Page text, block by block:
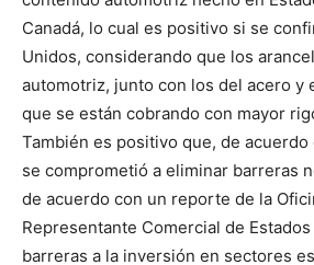
Canadá, lo cual es positivo si se
Unidos, considerando que los
automotriz, junto con los del acero y
que se están cobrando con mayor
También es positivo que, de
se comprometió a eliminar barreras
de acuerdo con un reporte de la
Representante Comercial de
barreras a la inversión en sectores